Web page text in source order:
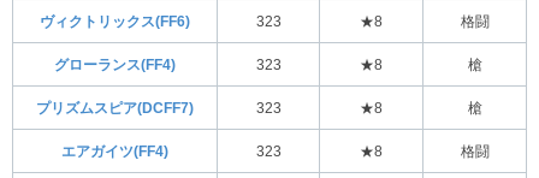
ヴィクトリックス(FF6) 323 ★8 格闘
グローランス(FF4) 323 ★8 槍
プリズムスピア(DCFF7) 323 ★8 槍
エアガイツ(FF4) 323 ★8 格闘